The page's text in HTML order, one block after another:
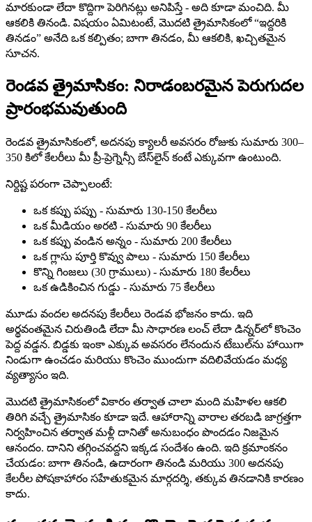
మారకుండా లేదా కొద్దిగా పెరిగినట్లు అనిపిస్తే - అది కూడా మంచిది. మీ
ఆకలికి తినండి. విషయం ఏమిటంటే, మొదటి త్రైమాసికంలో “ఇద్దరికి
తినడం” అనేది ఒక కల్పితం; బాగా తినడం, మీ ఆకలికి, ఖచ్చితమైన
సూచన.
రెండవ త్రైమాసికం: నిరాడంబరమైన పెరుగుదల
ప్రారంభమవుతుంది
రెండవ త్రైమాసికంలో, అదనపు క్యాలరీ అవసరం రోజుకు సుమారు 300–
350 కిలో కేలరీలు మీ ప్రీ-ప్రెగ్నెన్సీ బేస్‌లైన్ కంటే ఎక్కువగా ఉంటుంది.
నిర్దిష్ట పరంగా చెప్పాలంటే:
ఒక కప్పు పప్పు - సుమారు 130-150 కేలరీలు
ఒక మీడియం అరటి - సుమారు 90 కేలరీలు
ఒక కప్పు వండిన అన్నం - సుమారు 200 కేలరీలు
ఒక గ్లాసు పూర్తి కొవ్వు పాలు - సుమారు 150 కేలరీలు
కొన్ని గింజలు (30 గ్రాములు) - సుమారు 180 కేలరీలు
ఒక ఉడికించిన గుడ్డు - సుమారు 75 కేలరీలు
మూడు వందల అదనపు కేలరీలు రెండవ భోజనం కాదు. ఇది
అర్థవంతమైన చిరుతిండి లేదా మీ సాధారణ లంచ్ లేదా డిన్నర్‌లో కొంచెం
పెద్ద వడ్డన. బిడ్డకు ఇంకా ఎక్కువ అవసరం లేనందున టేబుల్‌ను హాయిగా
నిండుగా ఉంచడం మరియు కొంచెం ముందుగా వదిలివేయడం మధ్య
వ్యత్యాసం ఇది.
మొదటి త్రైమాసికంలో వికారం తర్వాత చాలా మంది మహిళల ఆకలి
తిరిగి వచ్చే త్రైమాసికం కూడా ఇదే. ఆహారాన్ని వారాల తరబడి జాగ్రత్తగా
నిర్వహించిన తర్వాత మళ్లీ దానితో అనుబంధం పొందడం నిజమైన
ఆనందం. దానిని తగ్గించవద్దని ఇక్కడ సందేశం ఉంది. ఇది క్రమాంకనం
చేయడం: బాగా తినండి, ఉదారంగా తినండి మరియు 300 అదనపు
కేలరీల పోషకాహారం సహేతుకమైన మార్గదర్శి, తక్కువ తినడానికి కారణం
కాదు.